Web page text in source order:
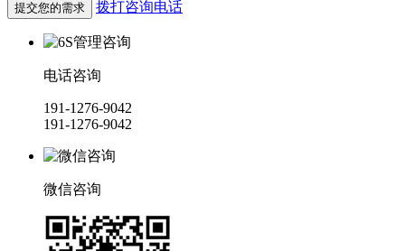
拨打咨询电话
电话咨询
191-1276-9042
191-1276-9042
微信咨询